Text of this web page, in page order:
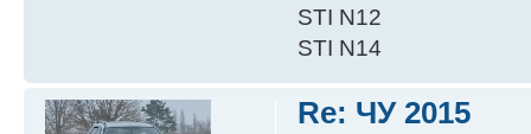
STI N12
STI N14
Re: ЧУ 2015